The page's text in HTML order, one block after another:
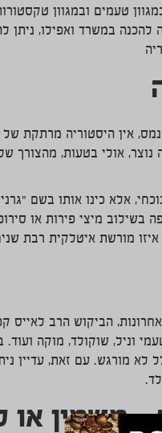
טעמים ובמגוון
במשרד ואפילו, ניתן
אין היסטוריה מרתקת של
נוצר, אולי בטעות, מהצורך
אלא כינו אותו בשם
בשילוב מיצי פירות או
מורשת איטלקית רבת
הביקוש הרב לאייס
וניל, שוקולד, מוקה
מורגש. עם זאת, עדיין
משמין או